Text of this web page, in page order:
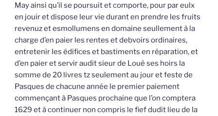
May ainsi qu’il se poursuit et comporte, pour par eulx
en jouir et dispose leur vie durant en prendre les fruits
revenuz et esmollumens en domaine seullement à la
charge d’en paier les rentes et debvoirs ordinaires,
entretenir les édifices et bastiments en réparation, et
d’en paier et servir audit sieur de Loué ses hoirs la
somme de 20 livres tz seulement au jour et feste de
Pasques de chacune année le premier paiement
commençant à Pasques prochaine que l’on comptera
1629 et à continuer non compris le fief dudit lieu de la